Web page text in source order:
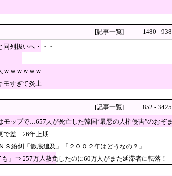
なかった」イオン「運用を徹底できなかった可能性」
稿
は、実際にはどれくらい認められてる
までに1年
与疑惑』あるよね＾＾」
報道機関による公開ではなく、公開タ
[記事一覧]
1480 -
同列扱いへ・・・
ｗｗｗｗｗｗ
モすぎて炎上
[記事一覧]
852 - 3425
ップで…657人が死亡した韓国“最悪の人権侵害”のおぞ
で差 26年上期
紛糾「徹底追及」「２００２年はどうなの？」
」⇒ 257万人赦免したのに60万人がまた延滞者に転落！